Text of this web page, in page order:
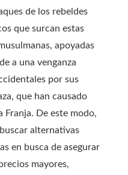
de los rebeldes
que surcan estas
apoyadas
a una venganza
por sus
que han causado
Franja. De este modo,
alternativas
en busca de asegurar
mayores,